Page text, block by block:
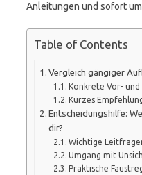
Anleitungen und sofort
Table of Contents
Vergleich gängiger
Konkrete Vor-
Kurzes
Entscheidungshilfe:
dir?
Wichtige
Umgang mit
Praktische